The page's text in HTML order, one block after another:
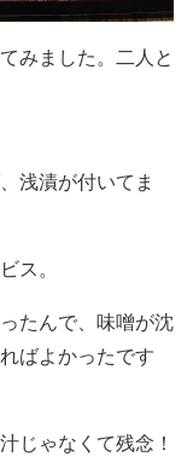
みました。二人と
浅漬が付いてま
ス。
たんで、味噌が沈
ばよかったです
じゃなくて残念！